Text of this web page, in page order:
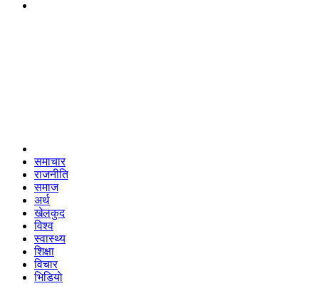
समाचार
राजनीति
समाज
अर्थ
खेलकुद
विश्व
स्वास्थ्य
शिक्षा
विचार
भिडियाे